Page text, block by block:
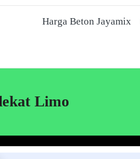
Harga Beton Jayamix
Limo